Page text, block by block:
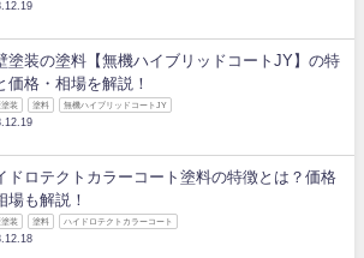
塗装の塗料【無機ハイブリッドコートJY】の特
価格・相場を解説！
装 塗料 無機ハイブリッドコートJY
ドロテクトカラーコート塗料の特徴とは？価格
場も解説！
装 塗料 ハイドロテクトカラーコート